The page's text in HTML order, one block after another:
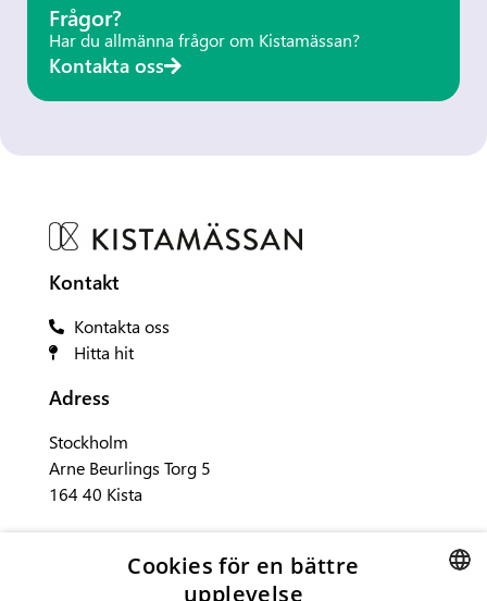
Frågor?
Har du allmänna frågor om Kistamässan?
Kontakta oss
Kontakt
Kontakta oss
Hitta hit
Adress
Stockholm
Arne Beurlings Torg 5
164 40 Kista
Sociala medierCookies för en bättre
upplevelse